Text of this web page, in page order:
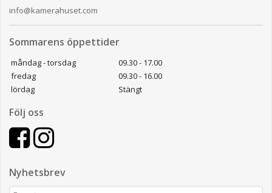
info@kamerahuset.com
Sommarens öppettider
måndag - torsdag
09.30 - 17.00
fredag
09.30 - 16.00
lördag
Stängt
Följ oss
Nyhetsbrev